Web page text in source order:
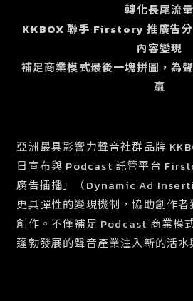
轉化長尾流量
KKBOX 聯手 Firstory 推廣告分
內容變現
補足商業模式最後一塊拼圖，為
贏
亞洲最具影響力聲音社群品牌
日宣布與 Podcast 託管平台
廣告插播」（Dynamic Ad
更具彈性的變現機制，協助創作
創作。不僅補足 Podcast 商業模
蓬勃發展的聲音產業注入新的活水